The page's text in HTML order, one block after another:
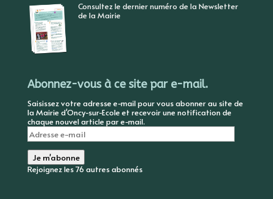
Consultez le dernier numéro de la Newsletter
de la Mairie
Abonnez-vous à ce site par e-mail.
Saisissez votre adresse e-mail pour vous abonner au site de
la Mairie d'Oncy-sur-Ecole et recevoir une notification de
chaque nouvel article par e-mail.
Adresse
e-
mail
Je m'abonne
Rejoignez les 76 autres abonnés